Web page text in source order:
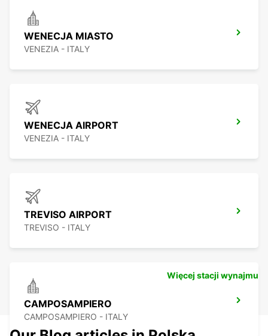
WENECJA MIASTO
VENEZIA - ITALY
WENECJA AIRPORT
VENEZIA - ITALY
TREVISO AIRPORT
TREVISO - ITALY
CAMPOSAMPIERO
CAMPOSAMPIERO - ITALY
Więcej stacji wynajmu